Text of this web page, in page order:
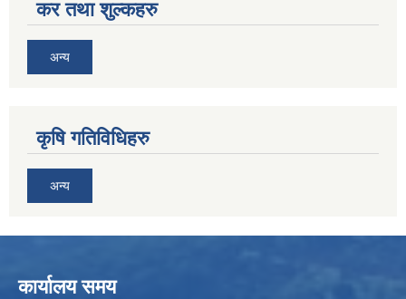
कर तथा शुल्कहरु
अन्य
कृषि गतिविधिहरु
अन्य
कार्यालय समय